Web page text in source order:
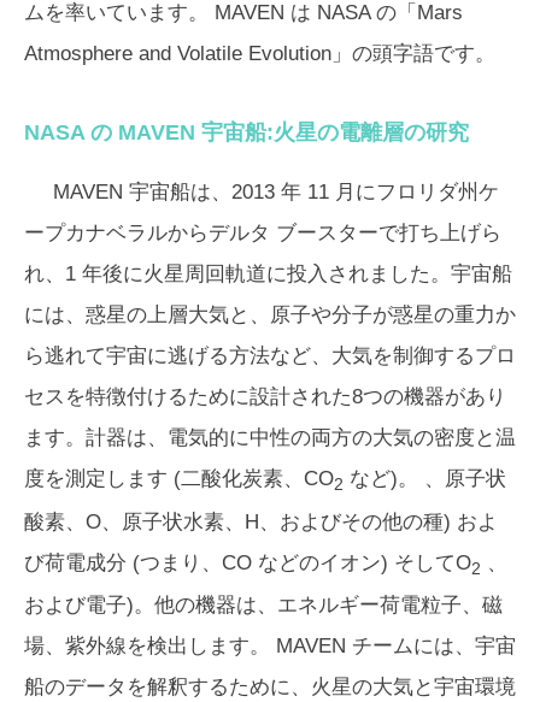
ムを率いています。 MAVEN は NASA の「Mars
Atmosphere and Volatile Evolution」の頭字語です。
NASA の MAVEN 宇宙船:火星の電離層の研究
MAVEN 宇宙船は、2013 年 11 月にフロリダ州ケ
ープカナベラルからデルタ ブースターで打ち上げら
れ、1 年後に火星周回軌道に投入されました。宇宙船
には、惑星の上層大気と、原子や分子が惑星の重力か
ら逃れて宇宙に逃げる方法など、大気を制御するプロ
セスを特徴付けるために設計された8つの機器があり
ます。計器は、電気的に中性の両方の大気の密度と温
度を測定します (二酸化炭素、CO2 など)。 、原子状
酸素、O、原子状水素、H、およびその他の種) およ
び荷電成分 (つまり、CO などのイオン) そしてO2 、
および電子)。他の機器は、エネルギー荷電粒子、磁
場、紫外線を検出します。 MAVEN チームには、宇宙
船のデータを解釈するために、火星の大気と宇宙環境